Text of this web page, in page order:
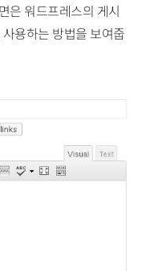
은 워드프레스의 게시
용하는 방법을 보여줍